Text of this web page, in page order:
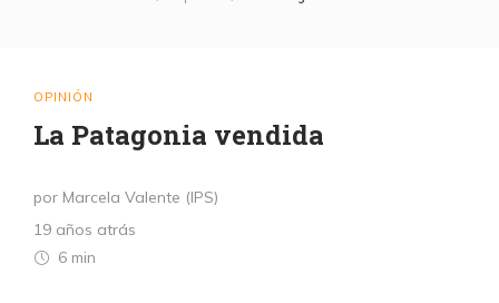
OPINIÓN
La Patagonia vendida
por Marcela Valente (IPS)
19 años atrás
6 min